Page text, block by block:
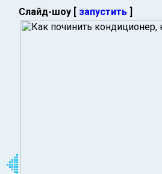
Слайд-шоу [ запустить ]